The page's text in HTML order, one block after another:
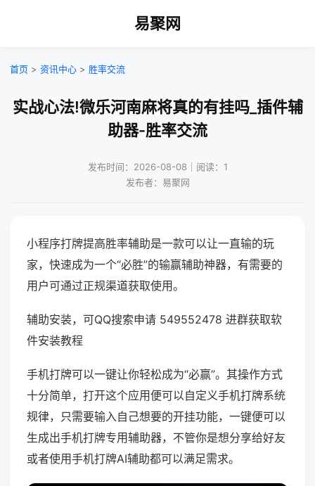
易聚网
首页 > 资讯中心 > 胜率交流
实战心法!微乐河南麻将真的有挂吗_插件辅
助器-胜率交流
发布时间：2026-08-08｜阅读：1
发布者：易聚网
小程序打牌提高胜率辅助是一款可以让一直输的玩
家，快速成为一个“必胜”的输赢辅助神器，有需要的
用户可通过正规渠道获取使用。
辅助安装，可QQ搜索申请 549552478 进群获取软
件安装教程
手机打牌可以一键让你轻松成为“必赢”。其操作方式
十分简单，打开这个应用便可以自定义手机打牌系统
规律，只需要输入自己想要的开挂功能，一键便可以
生成出手机打牌专用辅助器，不管你是想分享给好友
或者使用手机打牌AI辅助都可以满足需求。